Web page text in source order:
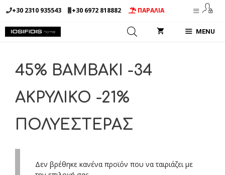
Μετάβαση
σε
περιεχόμενο
+30 2310 935543 +30 6972 818882 ΠΑΡΑΛΙΑ
MENU
45% BAMBAKI -34
AΚΡΥΛΙΚΟ -21%
ΠΟΛΥΕΣΤΕΡΑΣ
Δεν βρέθηκε κανένα προϊόν που να ταιριάζει με